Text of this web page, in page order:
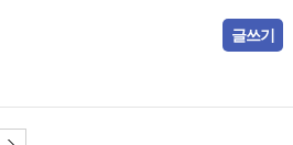
글쓰기